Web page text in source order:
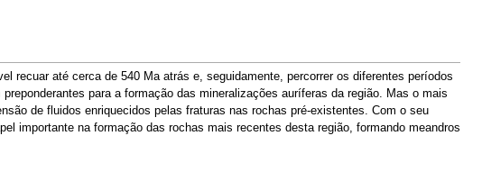
recuar até cerca de 540 Ma atrás e, seguidamente, percorrer os diferentes períodos
para a formação das mineralizações auríferas da região. Mas o mais
de fluidos enriquecidos pelas fraturas nas rochas pré-existentes. Com o seu
importante na formação das rochas mais recentes desta região, formando meandros